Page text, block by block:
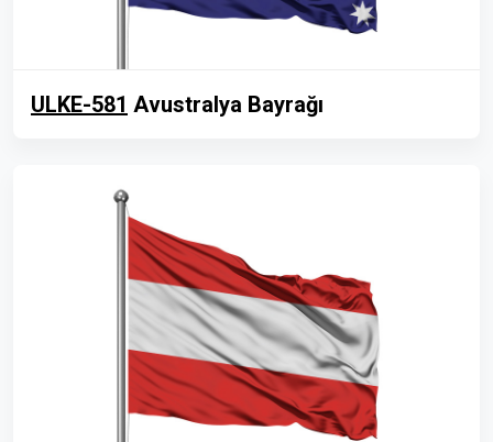
ULKE-581 Avustralya Bayrağı